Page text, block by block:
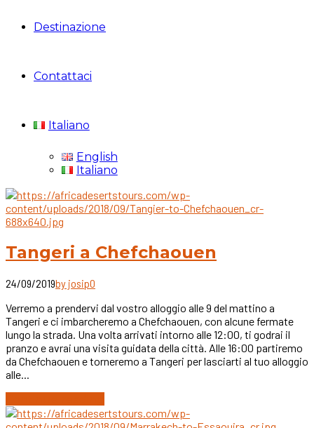
Destinazione
Contattaci
Italiano
English
Italiano
Tangeri a Chefchaouen
24/09/2019by josip0
Verremo a prendervi dal vostro alloggio alle 9 del mattino a
Tangeri e ci imbarcheremo a Chefchaouen, con alcune fermate
lungo la strada. Una volta arrivati intorno alle 12:00, ti godrai il
pranzo e avrai una visita guidata della città. Alle 16:00 partiremo
da Chefchaouen e torneremo a Tangeri per lasciarti al tuo alloggio
alle...